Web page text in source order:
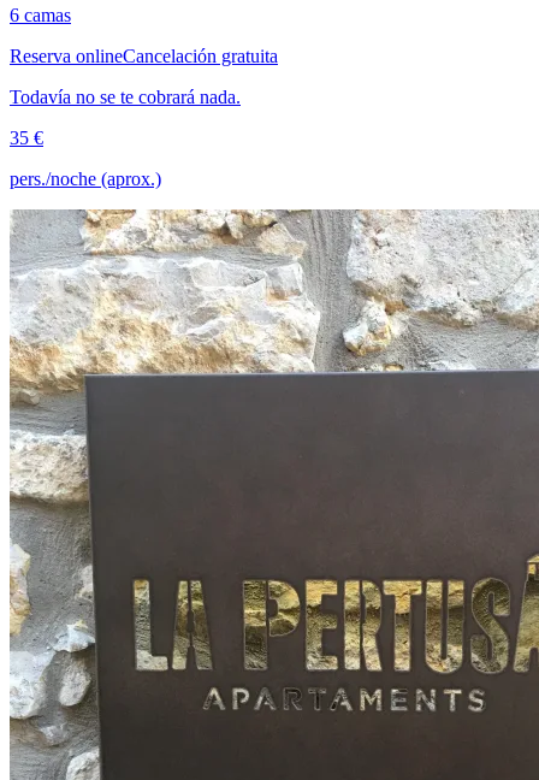
6 camas
Reserva onlineCancelación gratuita
Todavía no se te cobrará nada.
35 €
pers./noche (aprox.)